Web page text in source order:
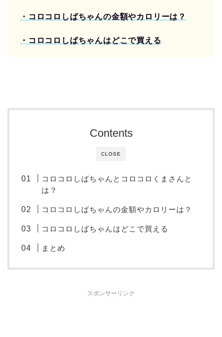
・コロコロしばちゃんの金額やカロリーは？
・コロコロしばちゃんはどこで買える
CLOSE
Contents
コロコロしばちゃんとコロコロくまさんと
は？
コロコロしばちゃんの金額やカロリーは？
コロコロしばちゃんはどこで買える
まとめ
スポンサーリンク